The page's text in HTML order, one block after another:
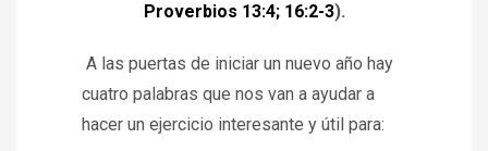
Proverbios 13:4; 16:2-3).
A las puertas de iniciar un nuevo año hay
cuatro palabras que nos van a ayudar a
hacer un ejercicio interesante y útil para: